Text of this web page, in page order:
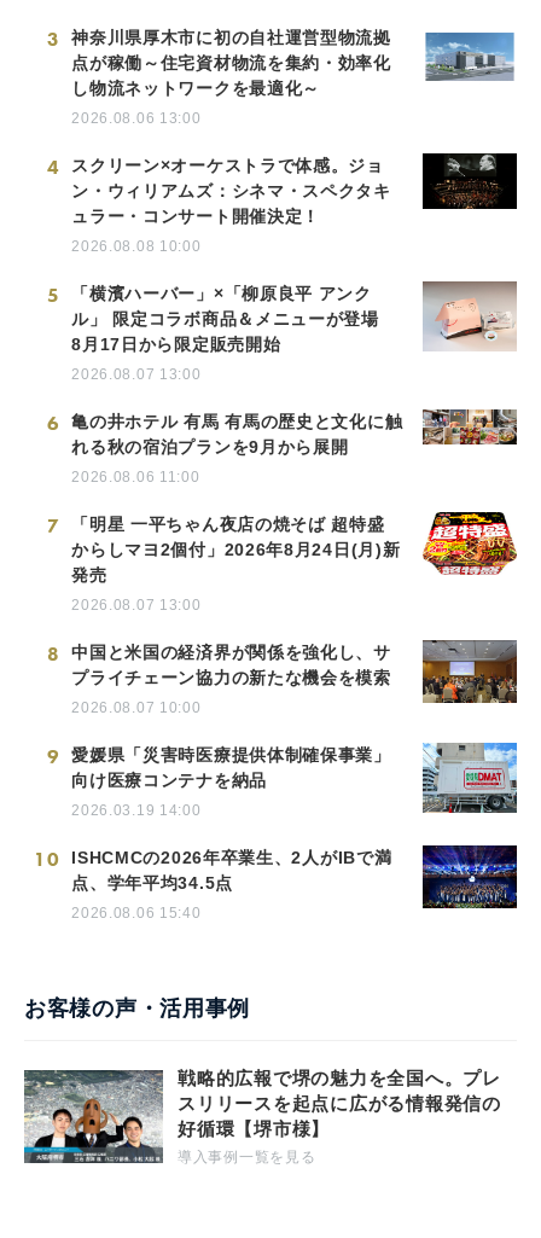
3
神奈川県厚木市に初の自社運営型物流拠
点が稼働～住宅資材物流を集約・効率化
し物流ネットワークを最適化～
2026.08.06 13:00
4
スクリーン×オーケストラで体感。ジョ
ン・ウィリアムズ：シネマ・スペクタキ
ュラー・コンサート開催決定！
2026.08.08 10:00
5
「横濱ハーバー」×「柳原良平 アンク
ル」 限定コラボ商品＆メニューが登場
8月17日から限定販売開始
2026.08.07 13:00
6
亀の井ホテル 有馬 有馬の歴史と文化に触
れる秋の宿泊プランを9月から展開
2026.08.06 11:00
7
「明星 一平ちゃん夜店の焼そば 超特盛
からしマヨ2個付」2026年8月24日(月)新
発売
2026.08.07 13:00
8
中国と米国の経済界が関係を強化し、サ
プライチェーン協力の新たな機会を模索
2026.08.07 10:00
9
愛媛県「災害時医療提供体制確保事業」
向け医療コンテナを納品
2026.03.19 14:00
10
ISHCMCの2026年卒業生、2人がIBで満
点、学年平均34.5点
2026.08.06 15:40
お客様の声・活用事例
戦略的広報で堺の魅力を全国へ。プレ
スリリースを起点に広がる情報発信の
好循環【堺市様】
導入事例一覧を見る